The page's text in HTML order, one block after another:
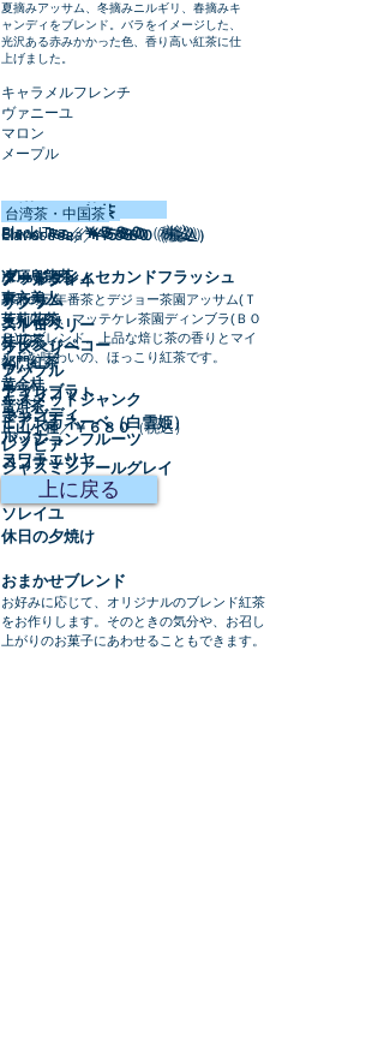
夏摘みアッサム、冬摘みニルギリ、春摘みキ
ャンディをブレンド。バラをイメージした、
光沢ある赤みかかった色、香り高い紅茶に仕
上げました。
キャラメルフレンチ
ヴァニーユ
マロン
メープル
紅茶
Black Tea／￥５８０（税込）
ダージリン・セカンドフラッシュ
アッサム
ニルギリ
オレンジペコー
ウバ
ディンブラ
キャンディ
ルフナ
ヌワラエリヤ
ブレンド紅茶
Blend Tea／￥５８０（税込）
グッドタイム
京都の三年番茶とデジョー茶園アッサム(Ｔ
ＧＦＯＰ)、マッテケレ茶園ディンブラ(ＢＯ
Ｐ)のブレンド。
上品な焙じ茶の香りとマイ
ルドな味わいの、ほっこり紅茶です。
キスメットジャンク
ビアンカネーベ（白雪姫）
レノビア
ジャスミンアールグレイ
プリマヴェーラ
ソレイユ
休日の夕焼け
おまかせブレンド
お好みに応じて、オリジナルのブレンド紅茶
をお作りします。 そのときの気分や、お召し
上がりのお菓子にあわせることもできます。
フレーバー紅茶
Flavor Tea／￥５８０（税込）
アールグレイ
サクラ
ストロベリー
ラズベリー
アップル
アプリコット
マンゴー
パッションフルーツ
ココナッツ
シナモン
台湾茶・中国茶
Chinese Tea／￥５８０（税込）
凍頂烏龍茶
東方美人
茉莉花茶
桂花茶
祁門紅茶
黄金桂
普洱茶
正山小種／￥６８０（税込）
上に戻る